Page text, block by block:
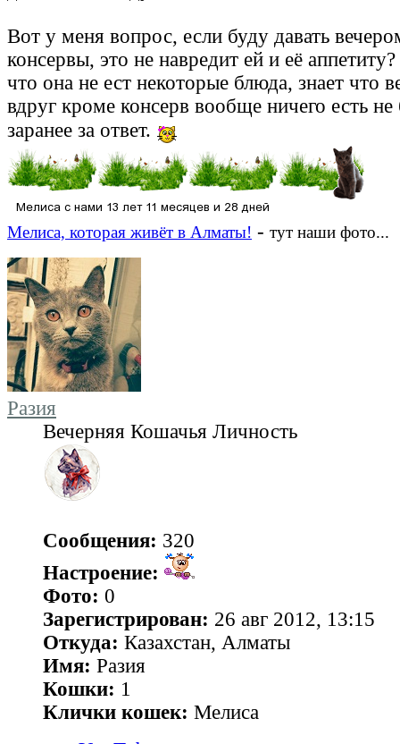
Вот у меня вопрос, если буду давать
консервы, это не навредит ей и её
что она не ест некоторые блюда, знает что
вдруг кроме консерв вообще ничего есть
заранее за ответ.
Мелиса, которая живёт в Алматы! - тут наши фото...
Разия
Вечерняя Кошачья Личность
Сообщения: 320
Настроение:
Фото: 0
Зарегистрирован: 26 авг 2012, 13:15
Откуда: Казахстан, Алматы
Имя: Разия
Кошки: 1
Клички кошек: Мелиса